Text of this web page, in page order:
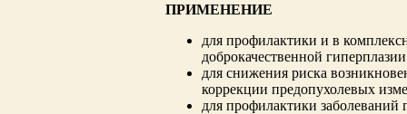
ПРИМЕНЕНИЕ
для профилактики и в
доброкачественной
для снижения риска
коррекции предопухолевых
для профилактики заболеваний